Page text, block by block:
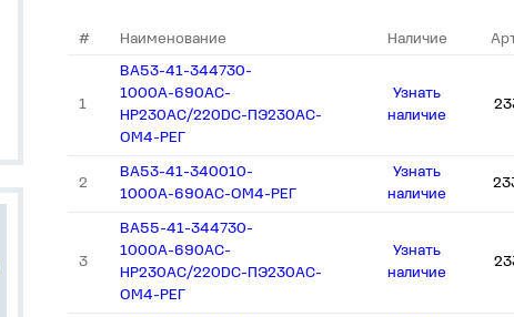
# Наименование Наличие
1
ВА53-41-344730-
1000А-690AC-
НР230AC/220DC-ПЭ230AC-
ОМ4-РЕГ
Узнать
наличие
2
ВА53-41-340010-
1000А-690AC-ОМ4-РЕГ
Узнать
наличие
3
ВА55-41-344730-
1000А-690AC-
НР230AC/220DC-ПЭ230AC-
ОМ4-РЕГ
Узнать
наличие